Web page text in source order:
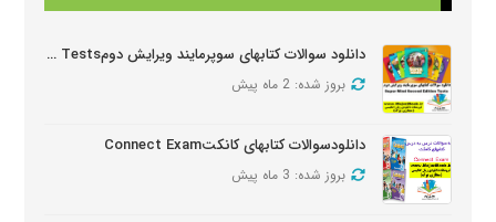
دانلود سوالات کتابهای سوپرمایند ویرایش دومSuper Mind Tests
بروز شده: 2 ماه پیش
دانلودسوالات کتابهای کانکتConnect Exam
بروز شده: 3 ماه پیش